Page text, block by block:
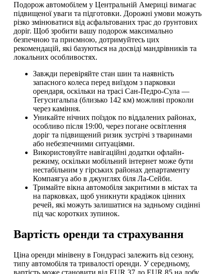
Подорож автомобілем у Центральній Америці вимагає
підвищеної уваги та підготовки. Дорожні умови можуть
різко змінюватися від асфальтованих трас до ґрунтових
доріг. Щоб зробити вашу подорож максимально
безпечною та приємною, дотримуйтесь цих
рекомендацій, які базуються на досвіді мандрівників та
локальних особливостях.
Завжди перевіряйте стан шин та наявність
запасного колеса перед виїздом з парковки
орендаря, оскільки на трасі Сан-Педро-Сула —
Тегусигальпа (близько 142 км) можливі проколи
через каміння.
Уникайте нічних поїздок по віддалених районах,
особливо після 19:00, через погане освітлення
доріг та підвищений ризик зустрічі з тваринами
або небезпечними ситуаціями.
Використовуйте навігаційні додатки офлайн-
режиму, оскільки мобільний інтернет може бути
нестабільним у гірських районах департаменту
Компаягуа або в джунглях біля Ла-Сейби.
Тримайте вікна автомобіля закритими в містах та
на парковках, щоб уникнути крадіжок цінних
речей, які можуть залишатися на задньому сидінні
під час коротких зупинок.
Вартість оренди та страхування
Ціна оренди мінівену в Гондурасі залежить від сезону,
типу автомобіля та тривалості оренди. У середньому,
вартість може становити від EUR 37 до EUR 85 на добу.